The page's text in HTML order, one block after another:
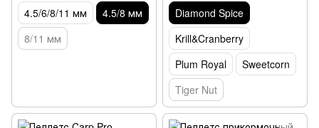
4.5/6/8/11 мм
4.5/8 мм
8/11 мм
Diamond Spice
Krill&Cranberry
Plum Royal
Sweetcorn
Tiger Nut